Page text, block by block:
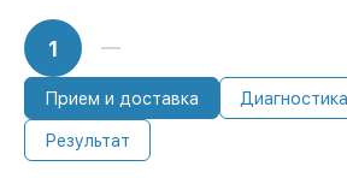
1
Прием и доставка Диагностика
Результат